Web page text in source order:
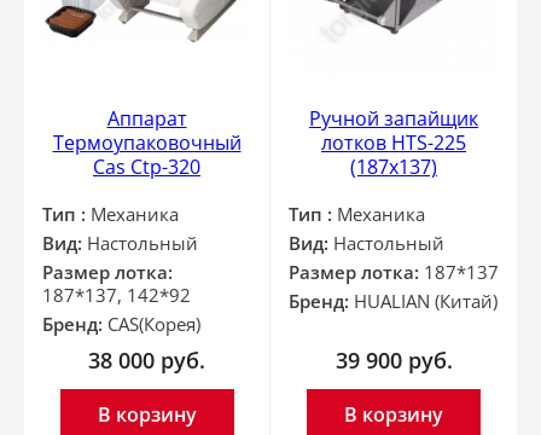
Аппарат
Термоупаковочный
Cas Ctp-320
Тип : Механика
Вид: Настольный
Размер лотка:
187*137, 142*92
Бренд: CAS(Корея)
38 000 руб.
В корзину
Ручной запайщик
лотков HTS-225
(187х137)
Тип : Механика
Вид: Настольный
Размер лотка: 187*137
Бренд: HUALIAN (Китай)
39 900 руб.
В корзину